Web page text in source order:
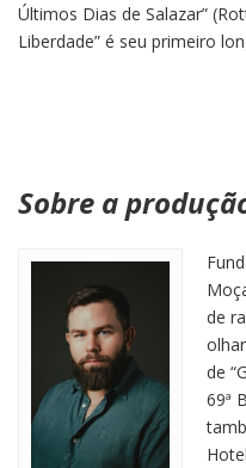
Últimos Dias de Salazar”
Liberdade” é seu primeiro
Sobre a
de
de
69ª